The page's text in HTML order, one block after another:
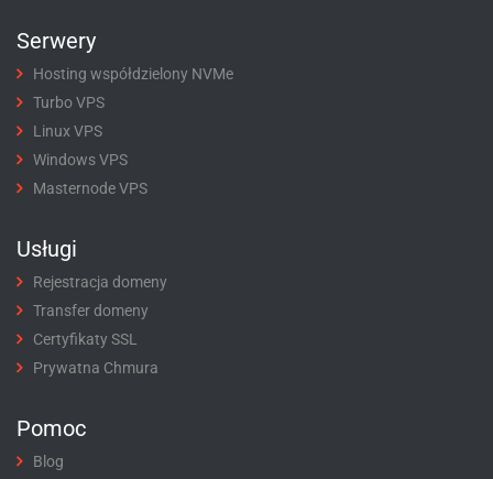
Serwery
Hosting współdzielony NVMe
Turbo VPS
Linux VPS
Windows VPS
Masternode VPS
Usługi
Rejestracja domeny
Transfer domeny
Certyfikaty SSL
Prywatna Chmura
Pomoc
Blog